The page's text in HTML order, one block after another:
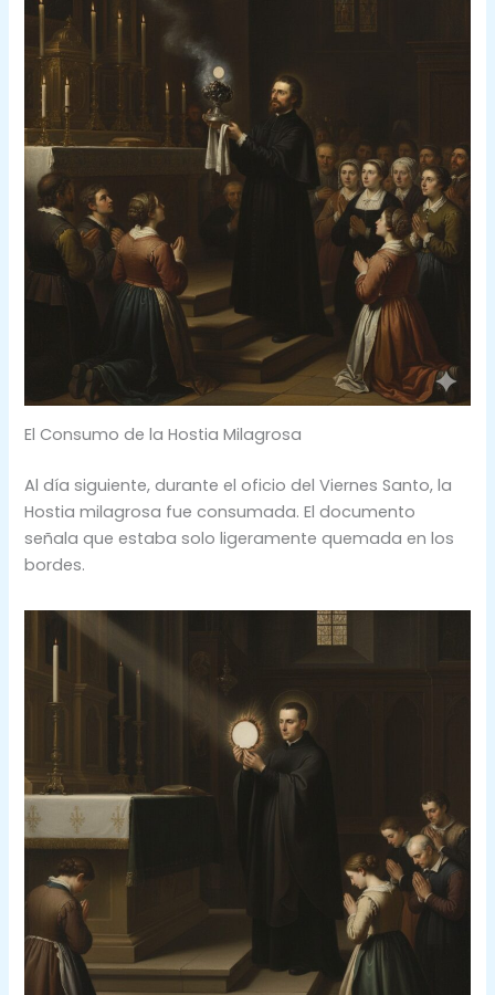
El Consumo de la Hostia Milagrosa
Al día siguiente, durante el oficio del Viernes Santo, la
Hostia milagrosa fue consumada. El documento
señala que estaba solo ligeramente quemada en los
bordes.